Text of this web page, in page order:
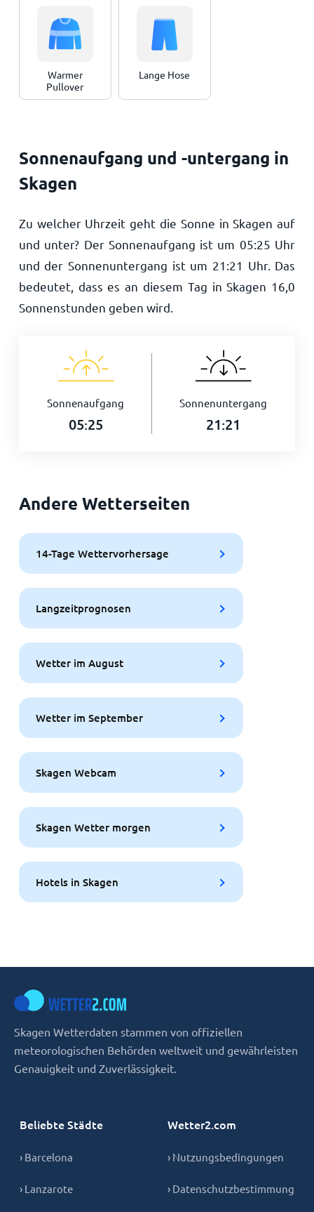
Warmer
Pullover
Lange Hose
Sonnenaufgang und -untergang in
Skagen
Zu welcher Uhrzeit geht die Sonne in Skagen auf
und unter? Der Sonnenaufgang ist um 05:25 Uhr
und der Sonnenuntergang ist um 21:21 Uhr. Das
bedeutet, dass es an diesem Tag in Skagen 16,0
Sonnenstunden geben wird.
Sonnenaufgang
05:25
Sonnenuntergang
21:21
Andere Wetterseiten
14-Tage Wettervorhersage
Langzeitprognosen
Wetter im August
Wetter im September
Skagen Webcam
Skagen Wetter morgen
Hotels in Skagen
Skagen Wetterdaten stammen von offiziellen
meteorologischen Behörden weltweit und gewährleisten
Genauigkeit und Zuverlässigkeit.
Beliebte Städte
› Barcelona
› Lanzarote
Wetter2.com
› Nutzungsbedingungen
› Datenschutzbestimmung